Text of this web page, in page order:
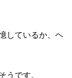
しているか、ヘ
うです。